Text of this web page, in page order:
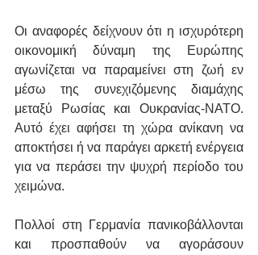
Οι αναφορές δείχνουν ότι η ισχυρότερη
οικονομική δύναμη της Ευρώπης
αγωνίζεται να παραμείνει στη ζωή εν
μέσω της συνεχιζόμενης διαμάχης
μεταξύ Ρωσίας και Ουκρανίας-ΝΑΤΟ.
Αυτό έχει αφήσει τη χώρα ανίκανη να
αποκτήσει ή να παράγει αρκετή ενέργεια
για να περάσει την ψυχρή περίοδο του
χειμώνα.
Πολλοί στη Γερμανία πανικοβάλλονται
και προσπαθούν να αγοράσουν